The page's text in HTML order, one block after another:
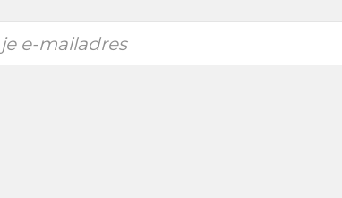
e-mailadres